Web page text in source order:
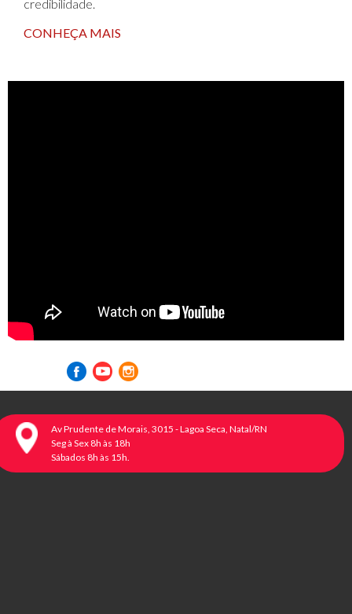
credibilidade.
CONHEÇA MAIS
Av Prudente de Morais, 3015 - Lagoa Seca, Natal/RN
Seg à Sex 8h às 18h
Sábados 8h às 15h.